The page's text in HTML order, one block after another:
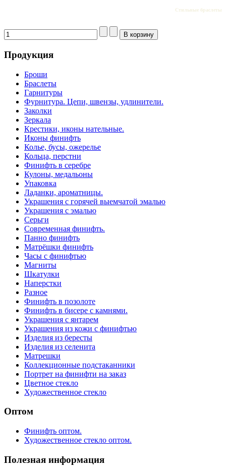
Стильные браслеты
Продукция
Броши
Браслеты
Гарнитуры
Фурнитура. Цепи, швензы, удлинители.
Заколки
Зеркала
Крестики, иконы нательные.
Иконы финифть
Колье, бусы, ожерелье
Кольца, перстни
Финифть в серебре
Кулоны, медальоны
Упаковка
Ладанки, ароматницы.
Украшения с горячей выемчатой эмалью
Украшения с эмалью
Серьги
Современная финифть.
Панно финифть
Матрёшки финифть
Часы с финифтью
Магниты
Шкатулки
Наперстки
Разное
Финифть в позолоте
Финифть в бисере с камнями.
Украшения с янтарем
Украшения из кожи с финифтью
Изделия из бересты
Изделия из селенита
Матрешки
Коллекционные подстаканники
Портрет на финифти на заказ
Цветное стекло
Художественное стекло
Оптом
Финифть оптом.
Художественное стекло оптом.
Полезная информация